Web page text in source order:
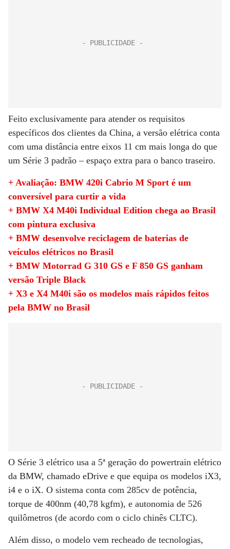
Feito exclusivamente para atender os requisitos
específicos dos clientes da China, a versão elétrica conta
com uma distância entre eixos 11 cm mais longa do que
um Série 3 padrão – espaço extra para o banco traseiro.
+ Avaliação: BMW 420i Cabrio M Sport é um
conversível para curtir a vida
+ BMW X4 M40i Individual Edition chega ao Brasil
com pintura exclusiva
+ BMW desenvolve reciclagem de baterias de
veículos elétricos no Brasil
+ BMW Motorrad G 310 GS e F 850 GS ganham
versão Triple Black
+ X3 e X4 M40i são os modelos mais rápidos feitos
pela BMW no Brasil
O Série 3 elétrico usa a 5ª geração do powertrain elétrico
da BMW, chamado eDrive e que equipa os modelos iX3,
i4 e o iX. O sistema conta com 285cv de potência,
torque de 400nm (40,78 kgfm), e autonomia de 526
quilômetros (de acordo com o ciclo chinês CLTC).
Além disso, o modelo vem recheado de tecnologias,